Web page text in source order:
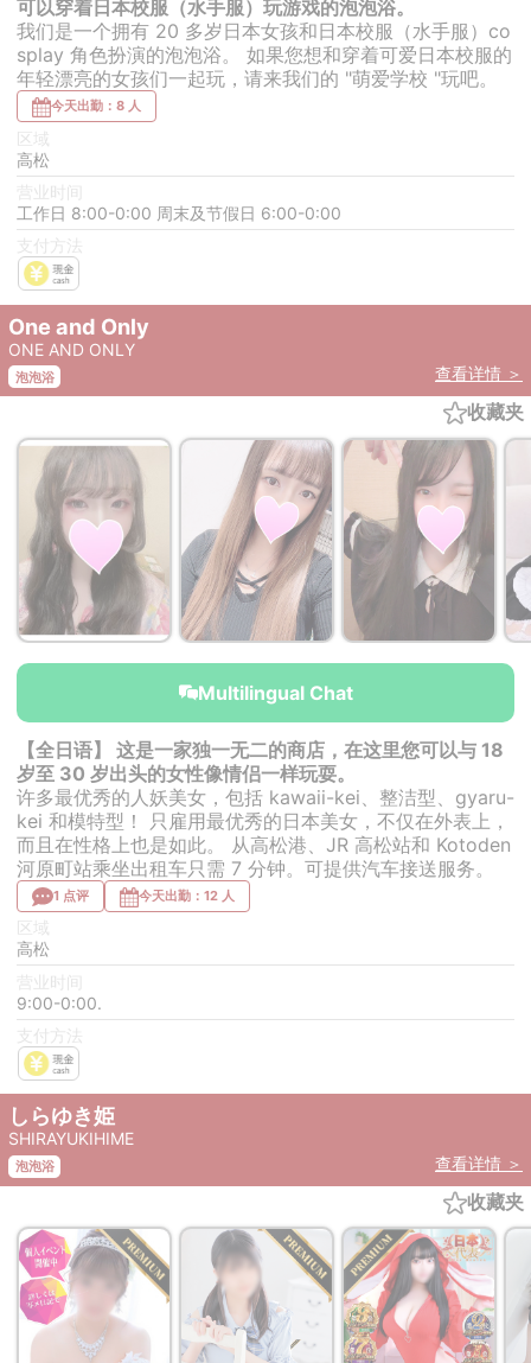
可以穿着日本校服（水手服）玩游戏的泡泡浴。
我们是一个拥有 20 多岁日本女孩和日本校服（水手服）co
splay 角色扮演的泡泡浴。 如果您想和穿着可爱日本校服的
年轻漂亮的女孩们一起玩，请来我们的 "萌爱学校 "玩吧。
今天出勤：8 人
区域
高松
营业时间
工作日 8:00-0:00 周末及节假日 6:00-0:00
支付方法
One and Only
ONE AND ONLY
泡泡浴
查看详情 ＞
收藏夹
Multilingual Chat
【全日语】 这是一家独一无二的商店，在这里您可以与 18
岁至 30 岁出头的女性像情侣一样玩耍。
许多最优秀的人妖美女，包括 kawaii-kei、整洁型、gyaru-
kei 和模特型！ 只雇用最优秀的日本美女，不仅在外表上，
而且在性格上也是如此。 从高松港、JR 高松站和 Kotoden
河原町站乘坐出租车只需 7 分钟。可提供汽车接送服务。
1 点评 今天出勤：12 人
区域
高松
营业时间
9:00-0:00.
支付方法
しらゆき姫
SHIRAYUKIHIME
泡泡浴
查看详情 ＞
收藏夹